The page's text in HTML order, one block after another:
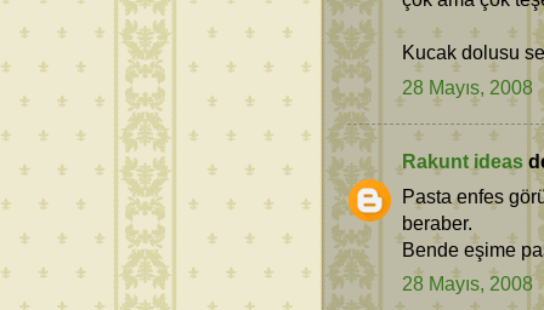
Kucak dolusu
28 Mayıs, 2008
Rakunt ideas
Pasta enfes
beraber.
Bende eşime
28 Mayıs, 2008